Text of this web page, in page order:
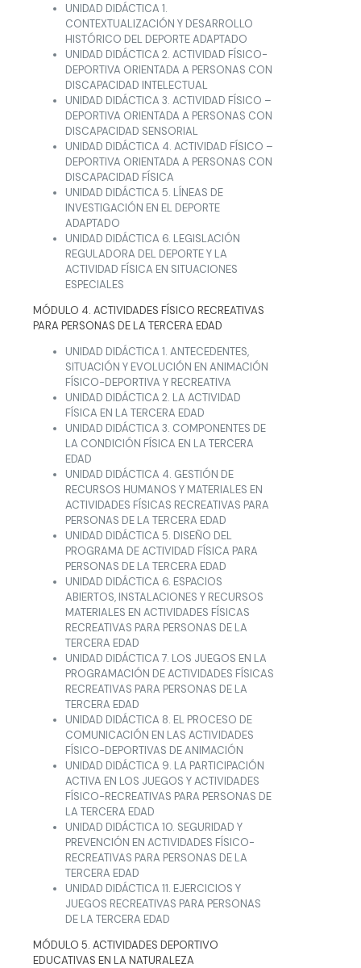
UNIDAD DIDÁCTICA 1.
CONTEXTUALIZACIÓN Y DESARROLLO
HISTÓRICO DEL DEPORTE ADAPTADO
UNIDAD DIDÁCTICA 2. ACTIVIDAD FÍSICO-
DEPORTIVA ORIENTADA A PERSONAS CON
DISCAPACIDAD INTELECTUAL
UNIDAD DIDÁCTICA 3. ACTIVIDAD FÍSICO –
DEPORTIVA ORIENTADA A PERSONAS CON
DISCAPACIDAD SENSORIAL
UNIDAD DIDÁCTICA 4. ACTIVIDAD FÍSICO –
DEPORTIVA ORIENTADA A PERSONAS CON
DISCAPACIDAD FÍSICA
UNIDAD DIDÁCTICA 5. LÍNEAS DE
INVESTIGACIÓN EN EL DEPORTE
ADAPTADO
UNIDAD DIDÁCTICA 6. LEGISLACIÓN
REGULADORA DEL DEPORTE Y LA
ACTIVIDAD FÍSICA EN SITUACIONES
ESPECIALES
MÓDULO 4. ACTIVIDADES FÍSICO RECREATIVAS
PARA PERSONAS DE LA TERCERA EDAD
UNIDAD DIDÁCTICA 1. ANTECEDENTES,
SITUACIÓN Y EVOLUCIÓN EN ANIMACIÓN
FÍSICO-DEPORTIVA Y RECREATIVA
UNIDAD DIDÁCTICA 2. LA ACTIVIDAD
FÍSICA EN LA TERCERA EDAD
UNIDAD DIDÁCTICA 3. COMPONENTES DE
LA CONDICIÓN FÍSICA EN LA TERCERA
EDAD
UNIDAD DIDÁCTICA 4. GESTIÓN DE
RECURSOS HUMANOS Y MATERIALES EN
ACTIVIDADES FÍSICAS RECREATIVAS PARA
PERSONAS DE LA TERCERA EDAD
UNIDAD DIDÁCTICA 5. DISEÑO DEL
PROGRAMA DE ACTIVIDAD FÍSICA PARA
PERSONAS DE LA TERCERA EDAD
UNIDAD DIDÁCTICA 6. ESPACIOS
ABIERTOS, INSTALACIONES Y RECURSOS
MATERIALES EN ACTIVIDADES FÍSICAS
RECREATIVAS PARA PERSONAS DE LA
TERCERA EDAD
UNIDAD DIDÁCTICA 7. LOS JUEGOS EN LA
PROGRAMACIÓN DE ACTIVIDADES FÍSICAS
RECREATIVAS PARA PERSONAS DE LA
TERCERA EDAD
UNIDAD DIDÁCTICA 8. EL PROCESO DE
COMUNICACIÓN EN LAS ACTIVIDADES
FÍSICO-DEPORTIVAS DE ANIMACIÓN
UNIDAD DIDÁCTICA 9. LA PARTICIPACIÓN
ACTIVA EN LOS JUEGOS Y ACTIVIDADES
FÍSICO-RECREATIVAS PARA PERSONAS DE
LA TERCERA EDAD
UNIDAD DIDÁCTICA 10. SEGURIDAD Y
PREVENCIÓN EN ACTIVIDADES FÍSICO-
RECREATIVAS PARA PERSONAS DE LA
TERCERA EDAD
UNIDAD DIDÁCTICA 11. EJERCICIOS Y
JUEGOS RECREATIVAS PARA PERSONAS
DE LA TERCERA EDAD
MÓDULO 5. ACTIVIDADES DEPORTIVO
EDUCATIVAS EN LA NATURALEZA